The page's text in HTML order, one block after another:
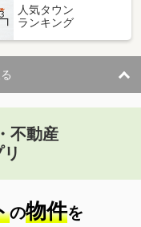
人気タウン
ランキング
不動産
の物件を